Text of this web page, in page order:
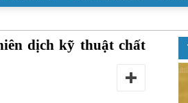
dịch kỹ thuật chất